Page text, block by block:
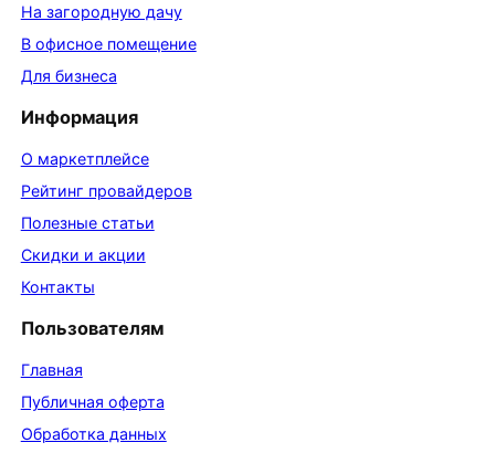
На загородную дачу
В офисное помещение
Для бизнеса
Информация
О маркетплейсе
Рейтинг провайдеров
Полезные статьи
Скидки и акции
Контакты
Пользователям
Главная
Публичная оферта
Обработка данных